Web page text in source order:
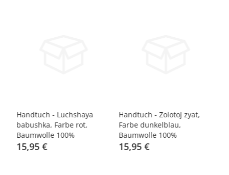
Handtuch - Luchshaya
babushka, Farbe rot,
Baumwolle 100%
15,95 €
Handtuch - Zolotoj zyat,
Farbe dunkelblau,
Baumwolle 100%
15,95 €